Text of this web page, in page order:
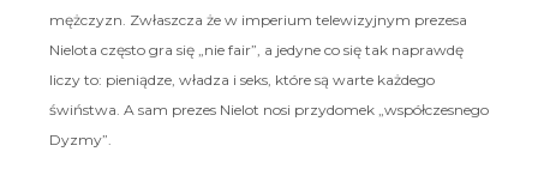
mężczyzn. Zwłaszcza że w imperium telewizyjnym prezesa
Nielota często gra się „nie fair”, a jedyne co się tak naprawdę
liczy to: pieniądze, władza i seks, które są warte każdego
świństwa. A sam prezes Nielot nosi przydomek „współczesnego
Dyzmy”.